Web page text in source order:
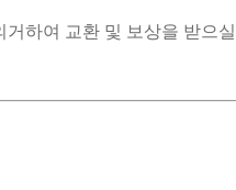
하여 교환 및 보상을 받으